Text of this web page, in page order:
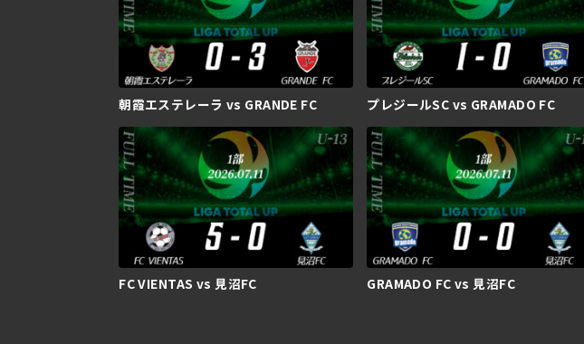
朝霞エステレーラ vs GRANDE FC プレジールSC vs GRAMADO FC
FC VIENTAS vs 見沼FC GRAMADO FC vs 見沼FC